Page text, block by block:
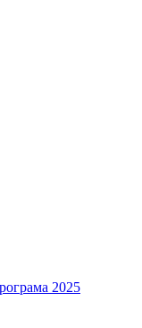
2025